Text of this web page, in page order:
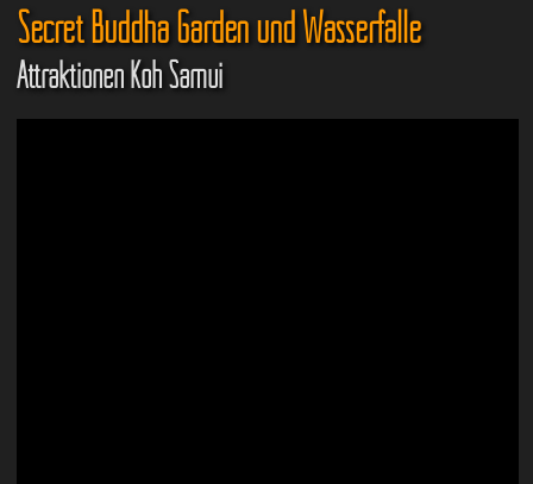
Secret Buddha Garden und Wasserfälle
Attraktionen Koh Samui